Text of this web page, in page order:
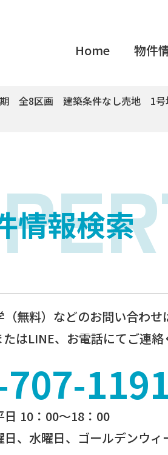
Home 物件
全8区画 建築条件なし売地 1号
情報検索
無料）などのお問い合わせ
はLINE、お電話にてご連絡
⽇ 10：00〜18：00
日、⽔曜⽇、ゴールデンウ